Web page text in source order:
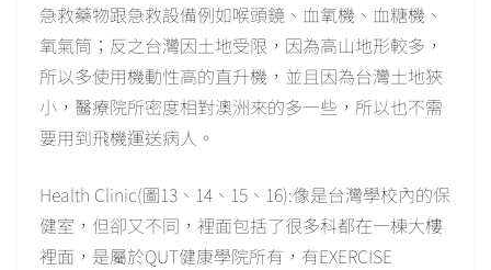
急救藥物跟急救設備例如喉頭鏡、血氧機、血糖機、
氧氣筒；反之台灣因土地受限，因為高山地形較多，
所以多使用機動性高的直升機，並且因為台灣土地狹
小，醫療院所密度相對澳洲來的多一些，所以也不需
要用到飛機運送病人。
Health Clinic(圖13、14、15、16):像是台灣學校內的保
健室，但卻又不同，裡面包括了很多科都在一棟大樓
裡面，是屬於QUT健康學院所有，有EXERCISE